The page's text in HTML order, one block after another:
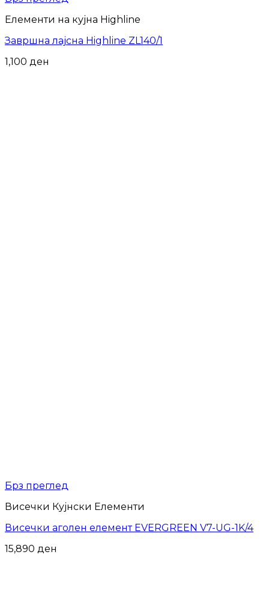
Елементи на кујна Highline
Завршна лајсна Highline ZL140/1
1,100 ден
Брз преглед
Висечки Кујнски Елементи
Висечки аголен елемент EVERGREEN V7-UG-1K/4
15,890 ден